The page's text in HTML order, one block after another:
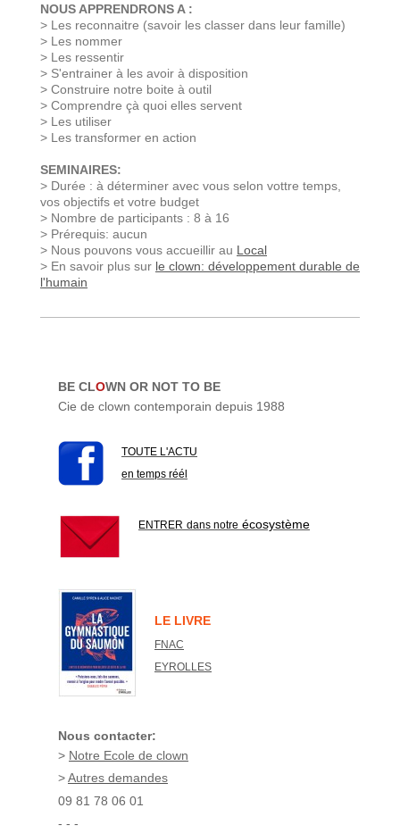
NOUS APPRENDRONS A :
> Les reconnaitre (savoir les classer dans leur famille)
> Les nommer
> Les ressentir
> S'entrainer à les avoir à disposition
> Construire notre boite à outil
> Comprendre çà quoi elles servent
> Les utiliser
> Les transformer en action
SEMINAIRES:
> Durée : à déterminer avec vous selon vottre temps,
vos objectifs et votre budget
> Nombre de participants : 8 à 16
> Prérequis: aucun
> Nous pouvons vous accueillir au Local
> En savoir plus sur le clown: développement durable de
l'humain
BE CLOWN OR NOT TO BE
Cie de clown contemporain depuis 1988
TOUTE L'ACTU
en temps réél
ENTRER dans notre écosystème
LE LIVRE
FNAC
EYROLLES
Nous contacter:
> Notre Ecole de clown
>Autres demandes
09 81 78 06 01
- - -